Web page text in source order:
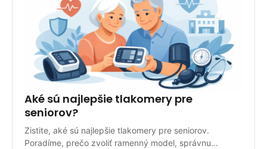
Aké sú najlepšie tlakomery pre
seniorov?
Zistite, aké sú najlepšie tlakomery pre seniorov.
Poradíme, prečo zvoliť ramenný model, správnu